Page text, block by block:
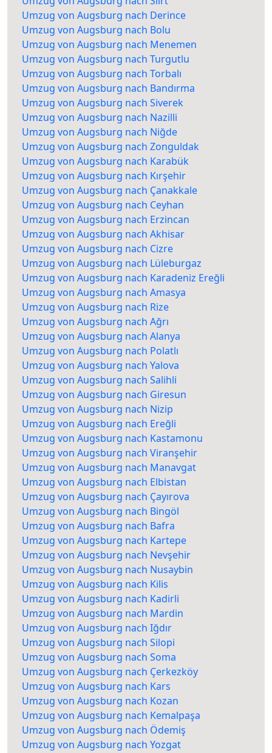
Umzug von Augsburg nach Derince
Umzug von Augsburg nach Bolu
Umzug von Augsburg nach Menemen
Umzug von Augsburg nach Turgutlu
Umzug von Augsburg nach Torbalı
Umzug von Augsburg nach Bandırma
Umzug von Augsburg nach Siverek
Umzug von Augsburg nach Nazilli
Umzug von Augsburg nach Niğde
Umzug von Augsburg nach Zonguldak
Umzug von Augsburg nach Karabük
Umzug von Augsburg nach Kırşehir
Umzug von Augsburg nach Çanakkale
Umzug von Augsburg nach Ceyhan
Umzug von Augsburg nach Erzincan
Umzug von Augsburg nach Akhisar
Umzug von Augsburg nach Cizre
Umzug von Augsburg nach Lüleburgaz
Umzug von Augsburg nach Karadeniz Ereğli
Umzug von Augsburg nach Amasya
Umzug von Augsburg nach Rize
Umzug von Augsburg nach Ağrı
Umzug von Augsburg nach Alanya
Umzug von Augsburg nach Polatlı
Umzug von Augsburg nach Yalova
Umzug von Augsburg nach Salihli
Umzug von Augsburg nach Giresun
Umzug von Augsburg nach Nizip
Umzug von Augsburg nach Ereğli
Umzug von Augsburg nach Kastamonu
Umzug von Augsburg nach Viranşehir
Umzug von Augsburg nach Manavgat
Umzug von Augsburg nach Elbistan
Umzug von Augsburg nach Çayırova
Umzug von Augsburg nach Bingöl
Umzug von Augsburg nach Bafra
Umzug von Augsburg nach Kartepe
Umzug von Augsburg nach Nevşehir
Umzug von Augsburg nach Nusaybin
Umzug von Augsburg nach Kilis
Umzug von Augsburg nach Kadirli
Umzug von Augsburg nach Mardin
Umzug von Augsburg nach Iğdır
Umzug von Augsburg nach Silopi
Umzug von Augsburg nach Soma
Umzug von Augsburg nach Çerkezköy
Umzug von Augsburg nach Kars
Umzug von Augsburg nach Kozan
Umzug von Augsburg nach Kemalpaşa
Umzug von Augsburg nach Ödemiş
Umzug von Augsburg nach Yozgat